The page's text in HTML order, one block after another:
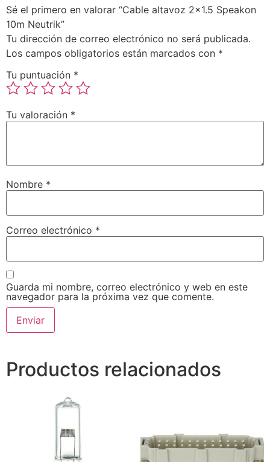
Sé el primero en valorar “Cable altavoz 2×1.5 Speakon
10m Neutrik”
Tu dirección de correo electrónico no será publicada.
Los campos obligatorios están marcados con *
Tu puntuación *
Tu valoración *
Nombre *
Correo electrónico *
Guarda mi nombre, correo electrónico y web en este
navegador para la próxima vez que comente.
Productos relacionados